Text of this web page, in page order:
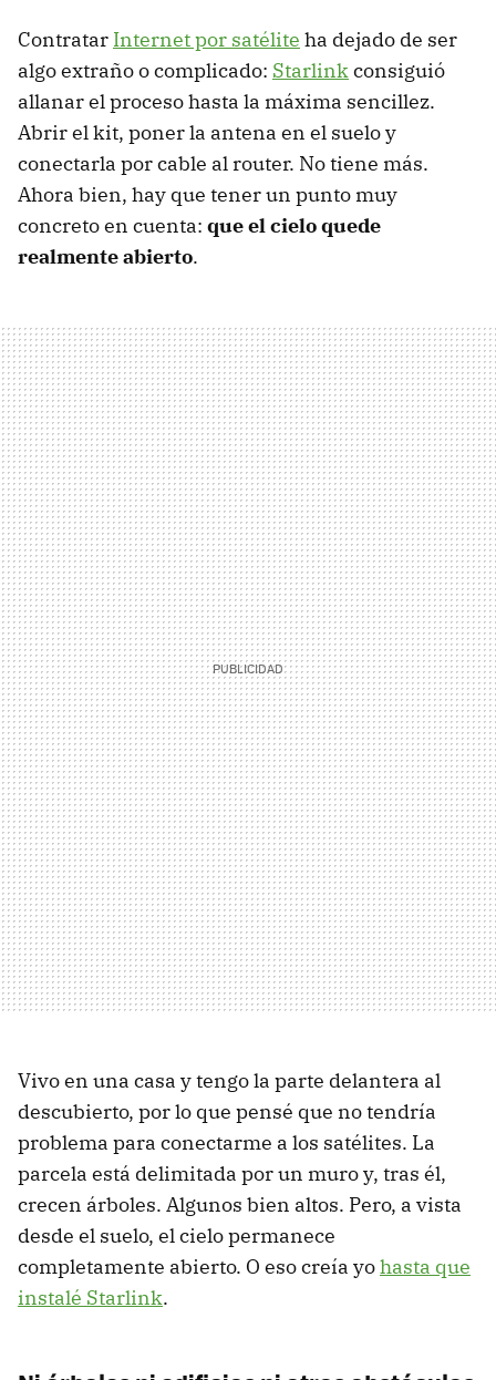
Contratar Internet por satélite ha dejado de ser
algo extraño o complicado: Starlinkconsiguió
allanar el proceso hasta la máxima sencillez.
Abrir el kit, poner la antena en el suelo y
conectarla por cable al router. No tiene más.
Ahora bien, hay que tener un punto muy
concreto en cuenta: que el cielo quede
realmente abierto.
Vivo en una casa y tengo la parte delantera al
descubierto, por lo que pensé que no tendría
problema para conectarme a los satélites. La
parcela está delimitada por un muro y, tras él,
crecen árboles. Algunos bien altos. Pero, a vista
desde el suelo, el cielo permanece
completamente abierto. O eso creía yohasta que
instalé Starlink.